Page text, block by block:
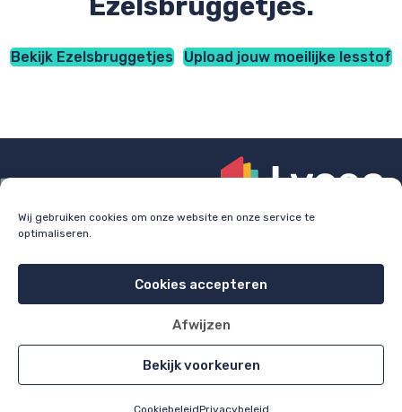
Wij gebruiken cookies om onze website en onze service te
optimaliseren.
Cookies accepteren
Afwijzen
Bekijk voorkeuren
CookiebeleidPrivacybeleid
Bekijk Ezelsbruggetjes Upload jouw moeilijke lesstof
examentraining.
All rights reserved 2026